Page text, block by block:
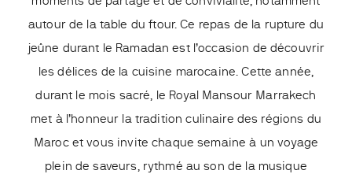
autour de la table du ftour. Ce repas de la rupture du
jeûne durant le Ramadan est l’occasion de découvrir
les délices de la cuisine marocaine. Cette année,
durant le mois sacré, le Royal Mansour Marrakech
met à l’honneur la tradition culinaire des régions du
Maroc et vous invite chaque semaine à un voyage
plein de saveurs, rythmé au son de la musique